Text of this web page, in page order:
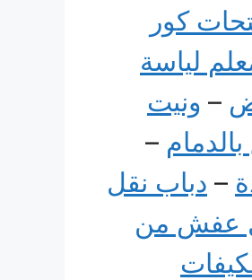
كور
لياسة
– ونيت
–
– دباب نقل
عفش من